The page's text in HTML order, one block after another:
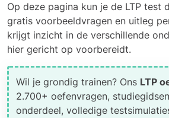
Op deze pagina kun je de LTP test
gratis voorbeeldvragen en uitleg
krijgt inzicht in de verschillende
hier gericht op voorbereidt.
Wil je grondig trainen? Ons LTP
2.700+ oefenvragen,
onderdeel, volledige